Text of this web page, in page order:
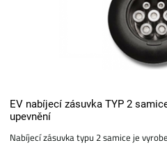
EV nabíjecí zásuvka TYP 2
upevnění
Nabíjecí zásuvka typu 2 samice je